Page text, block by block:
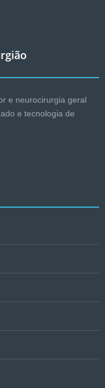
e neurocirurgia geral
e tecnologia de